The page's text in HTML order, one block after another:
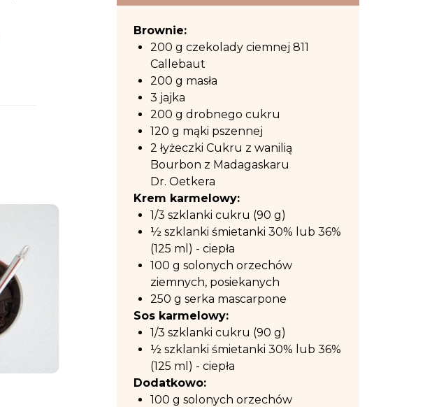
Brownie:
200 g czekolady ciemnej 811
Callebaut
200 g masła
3 jajka
200 g drobnego cukru
120 g mąki pszennej
2 łyżeczki Cukru z wanilią
Bourbon z Madagaskaru
Dr. Oetkera
Krem karmelowy:
1/3 szklanki cukru (90 g)
½ szklanki śmietanki 30% lub 36%
(125 ml) - ciepła
100 g solonych orzechów
ziemnych, posiekanych
250 g serka mascarpone
Sos karmelowy:
1/3 szklanki cukru (90 g)
½ szklanki śmietanki 30% lub 36%
(125 ml) - ciepła
Dodatkowo:
100 g solonych orzechów